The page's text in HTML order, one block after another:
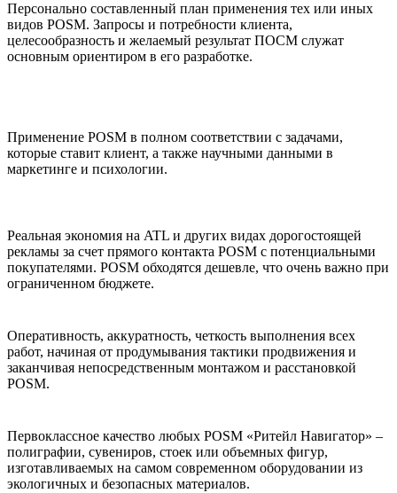
Персонально составленный план применения тех или иных
видов POSM. Запросы и потребности клиента,
целесообразность и желаемый результат ПОСМ служат
основным ориентиром в его разработке.
Применение POSM в полном соответствии с задачами,
которые ставит клиент, а также научными данными в
маркетинге и психологии.
Реальная экономия на ATL и других видах дорогостоящей
рекламы за счет прямого контакта POSM с потенциальными
покупателями. POSM обходятся дешевле, что очень важно при
ограниченном бюджете.
Оперативность, аккуратность, четкость выполнения всех
работ, начиная от продумывания тактики продвижения и
заканчивая непосредственным монтажом и расстановкой
POSM.
Первоклассное качество любых POSM «Ритейл Навигатор» –
полиграфии, сувениров, стоек или объемных фигур,
изготавливаемых на самом современном оборудовании из
экологичных и безопасных материалов.